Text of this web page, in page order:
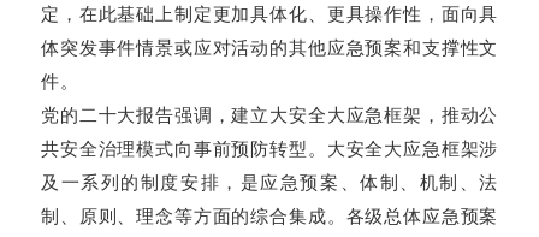
定，在此基础上制定更加具体化、更具操作性，面向具
体突发事件情景或应对活动的其他应急预案和支撑性文
件。
党的二十大报告强调，建立大安全大应急框架，推动公
共安全治理模式向事前预防转型。大安全大应急框架涉
及一系列的制度安排，是应急预案、体制、机制、法
制、原则、理念等方面的综合集成。各级总体应急预案